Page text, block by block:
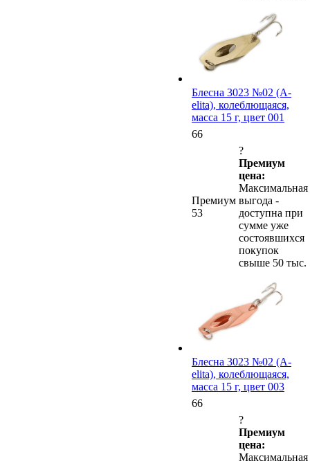
Блесна 3023 №02 (А-
elita), колеблющаяся,
масса 15 г, цвет 001
66
Премиум
53
?
Премиум
цена:
Максимальная
выгода -
доступна при
сумме уже
состоявшихся
покупок
свыше 50 тыс.
Блесна 3023 №02 (А-
elita), колеблющаяся,
масса 15 г, цвет 003
66
?
Премиум
цена:
Максимальная